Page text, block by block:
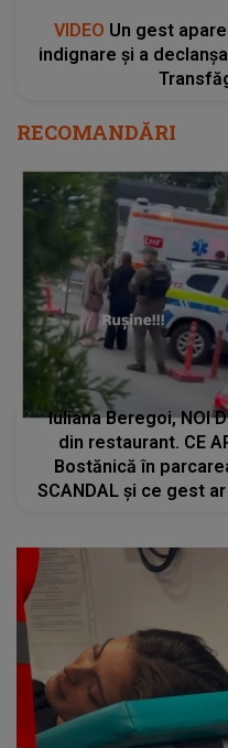
VIDEO Un gest
indignare și a
RECOMANDĂRI
Iuliana Beregoi, NOI
din restaurant. CE
Bostănică în
SCANDAL și ce gest